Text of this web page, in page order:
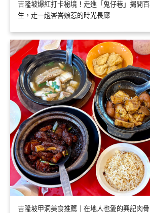
吉隆坡爆紅打卡秘境！走進「鬼仔巷」揭開
生，走一趟峇峇娘惹的時光長廊
吉隆坡甲洞美食推薦｜在地人也愛的興記肉